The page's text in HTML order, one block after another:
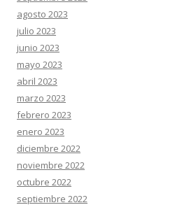
agosto 2023
julio 2023
junio 2023
mayo 2023
abril 2023
marzo 2023
febrero 2023
enero 2023
diciembre 2022
noviembre 2022
octubre 2022
septiembre 2022